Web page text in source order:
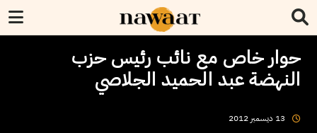
حوار خاص مع نائب رئيس حزب
النهضة عبد الحميد الجلاصي
13 ديسمبر 2012